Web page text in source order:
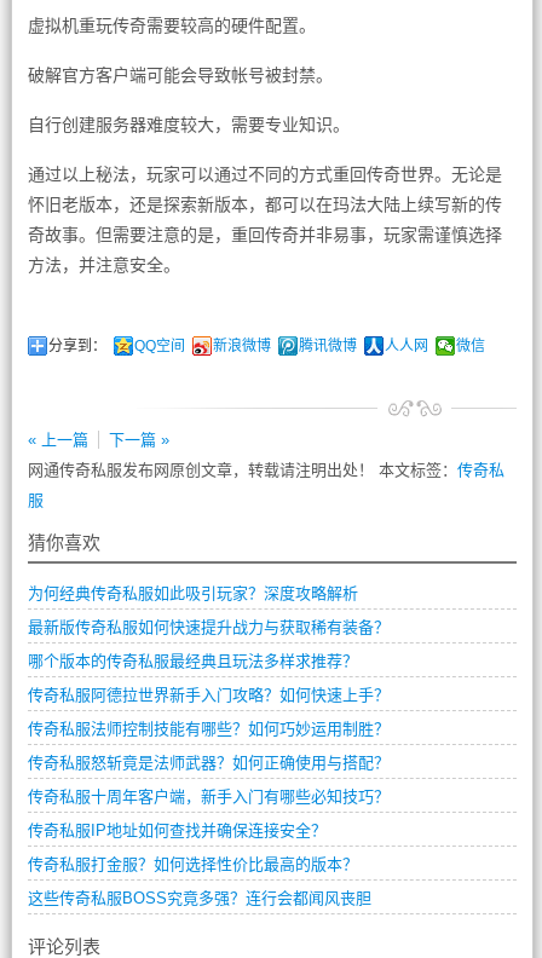
虚拟机重玩传奇需要较高的硬件配置。
破解官方客户端可能会导致帐号被封禁。
自行创建服务器难度较大，需要专业知识。
通过以上秘法，玩家可以通过不同的方式重回传奇世界。无论是
怀旧老版本，还是探索新版本，都可以在玛法大陆上续写新的传
奇故事。但需要注意的是，重回传奇并非易事，玩家需谨慎选择
方法，并注意安全。
分享到： QQ空间 新浪微博 腾讯微博 人人网 微信
« 上一篇
下一篇 »
网通传奇私服发布网原创文章，转载请注明出处！ 本文标签： 传奇私
服
猜你喜欢
为何经典传奇私服如此吸引玩家？深度攻略解析
最新版传奇私服如何快速提升战力与获取稀有装备？
哪个版本的传奇私服最经典且玩法多样求推荐？
传奇私服阿德拉世界新手入门攻略？如何快速上手？
传奇私服法师控制技能有哪些？如何巧妙运用制胜？
传奇私服怒斩竟是法师武器？如何正确使用与搭配？
传奇私服十周年客户端，新手入门有哪些必知技巧？
传奇私服IP地址如何查找并确保连接安全？
传奇私服打金服？如何选择性价比最高的版本？
这些传奇私服BOSS究竟多强？连行会都闻风丧胆
评论列表